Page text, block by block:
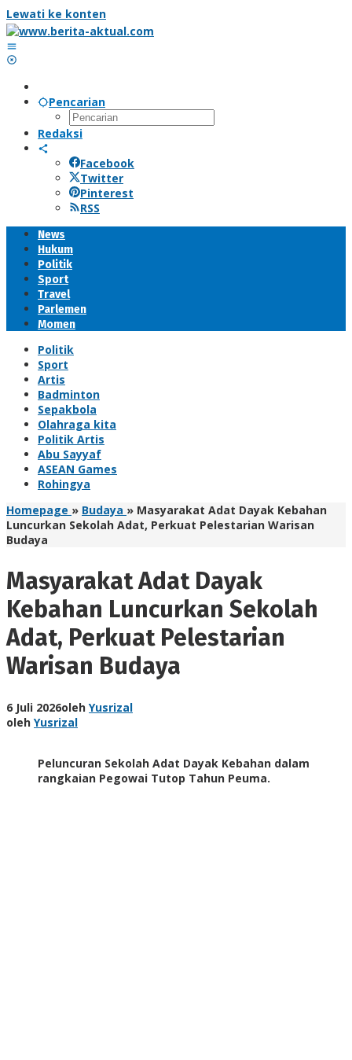
Lewati ke konten
Pencarian
Redaksi
Facebook
Twitter
Pinterest
RSS
News
Hukum
Politik
Sport
Travel
Parlemen
Momen
Politik
Sport
Artis
Badminton
Sepakbola
Olahraga kita
Politik Artis
Abu Sayyaf
ASEAN Games
Rohingya
Homepage » Budaya » Masyarakat Adat Dayak Kebahan
Luncurkan Sekolah Adat, Perkuat Pelestarian Warisan
Budaya
Masyarakat Adat Dayak
Kebahan Luncurkan Sekolah
Adat, Perkuat Pelestarian
Warisan Budaya
6 Juli 2026oleh Yusrizal
oleh Yusrizal
Peluncuran Sekolah Adat Dayak Kebahan dalam
rangkaian Pegowai Tutop Tahun Peuma.